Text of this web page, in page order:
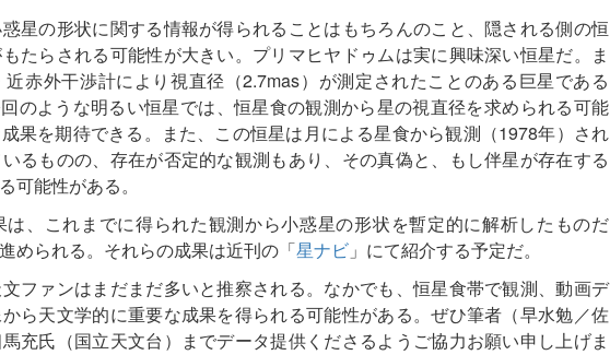
星の形状に関する情報が得られることはもちろんのこと、隠される側の恒
たらされる可能性が大きい。プリマヒヤドゥムは実に興味深い恒星だ。ま
赤外干渉計により視直径（2.7mas）が測定されたことのある巨星である
回のような明るい恒星では、恒星食の観測から星の視直径を求められる可能
果を期待できる。また、この恒星は月による星食から観測（1978年）され
るものの、存在が否定的な観測もあり、その真偽と、もし伴星が存在する
可能性がある。
、これまでに得られた観測から小惑星の形状を暫定的に解析したものだ
められる。それらの成果は近刊の「星ナビ 」にて紹介する予定だ。
ファンはまだまだ多いと推察される。なかでも、恒星食帯で観測、動画デ
ら天文学的に重要な成果を得られる可能性がある。ぜひ筆者（早水勉／佐
充氏（国立天文台）までデータ提供くださるようご協力お願い申し上げま